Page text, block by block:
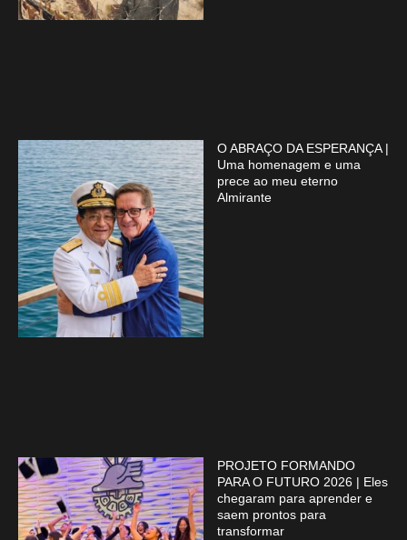
O ABRAÇO DA ESPERANÇA |
Uma homenagem e uma
prece ao meu eterno
Almirante
PROJETO FORMANDO
PARA O FUTURO 2026 | Eles
chegaram para aprender e
saem prontos para
transformar